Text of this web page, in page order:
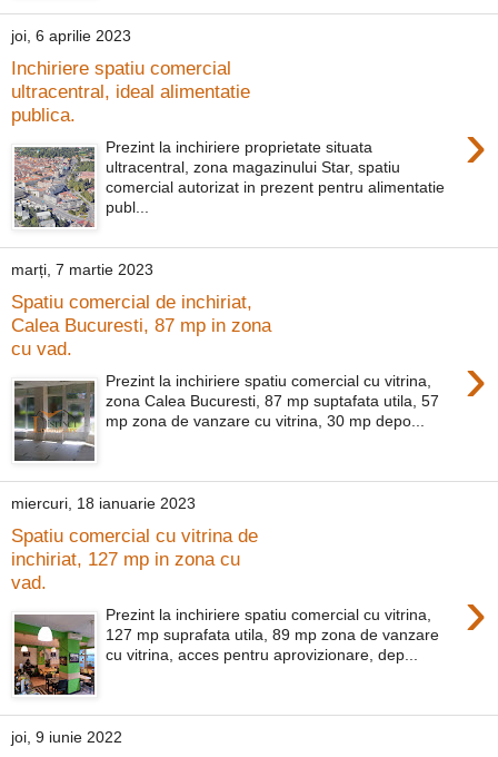
joi, 6 aprilie 2023
Inchiriere spatiu comercial
ultracentral, ideal alimentatie
publica.
›
Prezint la inchiriere proprietate situata
ultracentral, zona magazinului Star, spatiu
comercial autorizat in prezent pentru alimentatie
publ...
marți, 7 martie 2023
Spatiu comercial de inchiriat,
Calea Bucuresti, 87 mp in zona
cu vad.
›
Prezint la inchiriere spatiu comercial cu vitrina,
zona Calea Bucuresti, 87 mp suptafata utila, 57
mp zona de vanzare cu vitrina, 30 mp depo...
miercuri, 18 ianuarie 2023
Spatiu comercial cu vitrina de
inchiriat, 127 mp in zona cu
vad.
›
Prezint la inchiriere spatiu comercial cu vitrina,
127 mp suprafata utila, 89 mp zona de vanzare
cu vitrina, acces pentru aprovizionare, dep...
joi, 9 iunie 2022